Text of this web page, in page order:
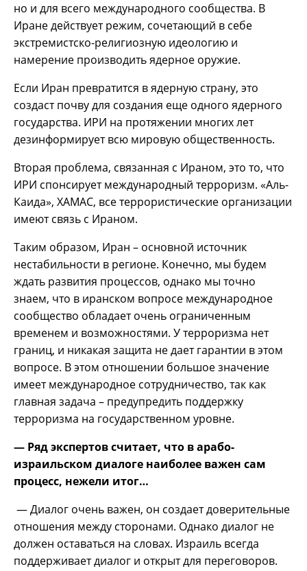
но и для всего международного сообщества. В
Иране действует режим, сочетающий в себе
экстремистско-религиозную идеологию и
намерение производить ядерное оружие.
Если Иран превратится в ядерную страну, это
создаст почву для создания еще одного ядерного
государства. ИРИ на протяжении многих лет
дезинформирует всю мировую общественность.
Вторая проблема, связанная с Ираном, это то, что
ИРИ спонсирует международный терроризм. «Аль-
Каида», ХАМАС, все террористические организации
имеют связь с Ираном.
Таким образом, Иран – основной источник
нестабильности в регионе. Конечно, мы будем
ждать развития процессов, однако мы точно
знаем, что в иранском вопросе международное
сообщество обладает очень ограниченным
временем и возможностями. У терроризма нет
границ, и никакая защита не дает гарантии в этом
вопросе. В этом отношении большое значение
имеет международное сотрудничество, так как
главная задача – предупредить поддержку
терроризма на государственном уровне.
— Ряд экспертов считает, что в арабо-
израильском диалоге наиболее важен сам
процесс, нежели итог…
— Диалог очень важен, он создает доверительные
отношения между сторонами. Однако диалог не
должен оставаться на словах. Израиль всегда
поддерживает диалог и открыт для переговоров.